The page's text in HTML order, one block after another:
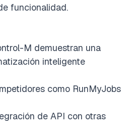
funcionalidad.
M demuestran una
inteligente
como RunMyJobs
de API con otras